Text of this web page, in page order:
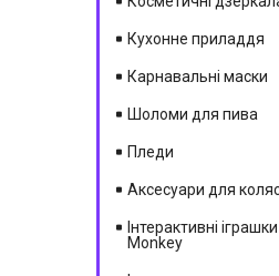
спосіб
посмішку
Кухонне приладдя
Карнавальні маски
Шоломи для пива
Пледи
Аксесуари для
Інтерактивні
Monkey